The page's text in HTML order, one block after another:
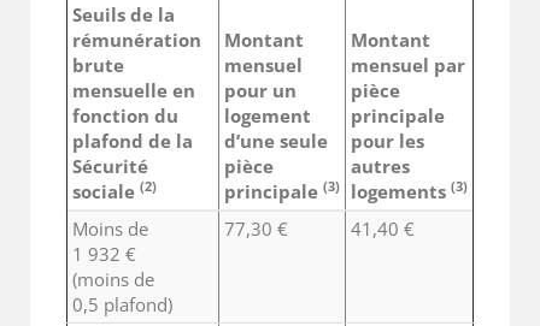
Seuils de la
rémunération
brute
mensuelle en
fonction du
plafond de la
Sécurité
sociale (2)
Montant
mensuel
pour un
logement
d’une seule
pièce
principale (3)
Montant
mensuel par
pièce
principale
pour les
autres
logements (3)
Moins de
1 932 €
(moins de
0,5 plafond)
77,30 € 41,40 €